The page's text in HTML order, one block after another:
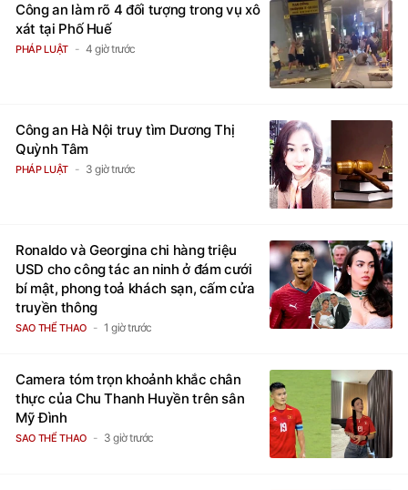
Công an làm rõ 4 đối tượng trong vụ xô
xát tại Phố Huế
PHÁP LUẬT 4 giờ trước
Công an Hà Nội truy tìm Dương Thị
Quỳnh Tâm
PHÁP LUẬT 3 giờ trước
Ronaldo và Georgina chi hàng triệu
USD cho công tác an ninh ở đám cưới
bí mật, phong toả khách sạn, cấm cửa
truyền thông
SAO THỂ THAO 1 giờ trước
Camera tóm trọn khoảnh khắc chân
thực của Chu Thanh Huyền trên sân
Mỹ Đình
SAO THỂ THAO 3 giờ trước